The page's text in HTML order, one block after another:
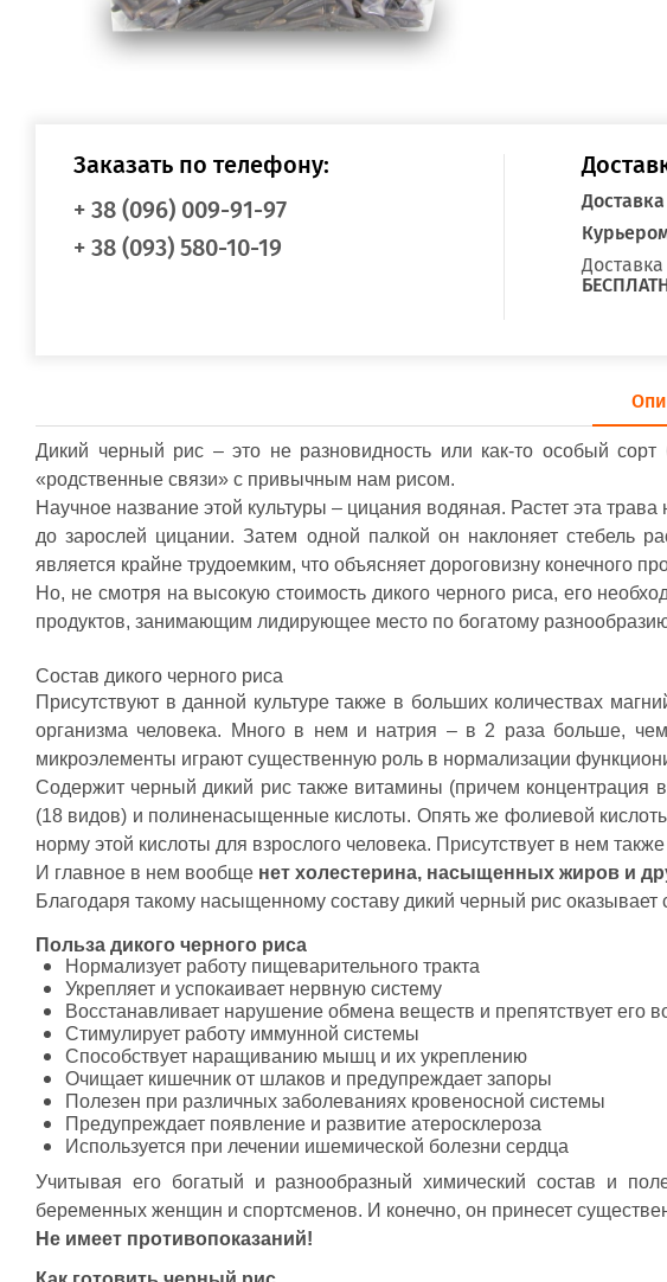
Органические масла
Сухофрукты и орехи
Семена, семечки
Лечебные чаи
Сухое молоко и сливки
Детские чаи
Афродизиаки
Акции и распродажи
Распродажа
Акционные товары
Свернуть описание
Заказать по телефону:
+ 38 (096) 009-91-97
+ 38 (093) 580-10-19
Дикий черный рис – это не разновидность или как-то особый
«родственные связи» с привычным нам рисом.
Научное название этой культуры – цицания водяная. Растет эта
до зарослей цицании. Затем одной палкой он наклоняет стебель
является крайне трудоемким, что объясняет дороговизну конечного
Но, не смотря на высокую стоимость дикого черного риса, его
продуктов, занимающим лидирующее место по богатому
Состав дикого черного риса
Присутствуют в данной культуре также в больших количествах
организма человека. Много в нем и натрия – в 2 раза больше,
микроэлементы играют существенную роль в нормализации
Содержит черный дикий рис также витамины (причем
(18 видов) и полиненасыщенные кислоты. Опять же фолиевой
норму этой кислоты для взрослого человека. Присутствует в нем
И главное в нем вообще нет холестерина, насыщенных жиров и
Благодаря такому насыщенному составу дикий черный рис оказывает
Польза дикого черного риса
Нормализует работу пищеварительного тракта
Укрепляет и успокаивает нервную систему
Восстанавливает нарушение обмена веществ и препятствует его
Стимулирует работу иммунной системы
Способствует наращиванию мышц и их укреплению
Очищает кишечник от шлаков и предупреждает запоры
Полезен при различных заболеваниях кровеносной системы
Предупреждает появление и развитие атеросклероза
Используется при лечении ишемической болезни сердца
Учитывая его богатый и разнообразный химический состав и
беременных женщин и спортсменов. И конечно, он принесет
Не имеет противопоказаний!